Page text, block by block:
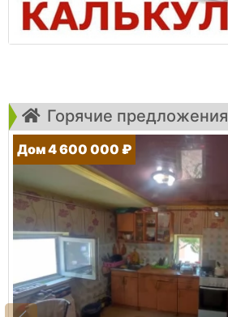
Горячие предложения
Дом 4 600 000 ₽